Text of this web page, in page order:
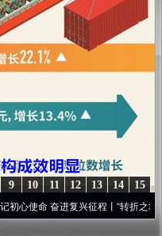
15
14
13
12
11
10
9
进复兴征程丨“转折之城”激荡..·[视频]